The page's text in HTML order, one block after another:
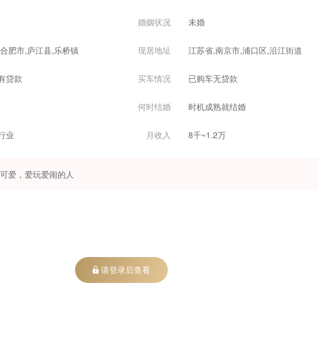
婚姻状况 未婚
肥市,庐江县,乐桥镇 现居地址 江苏省,南京市,浦口区,沿江街道
贷款 买车情况 已购车无贷款
何时结婚 时机成熟就结婚
业 月收入 8千~1.2万
爱，爱玩爱闹的人
请登录后查看